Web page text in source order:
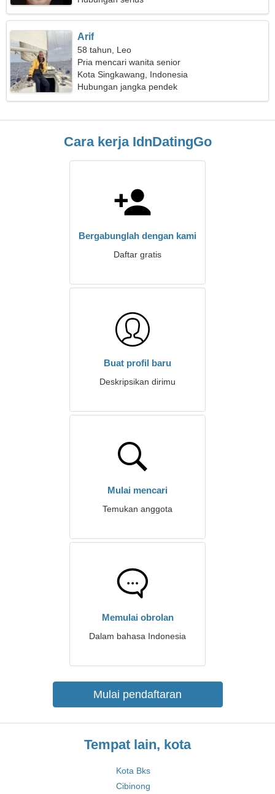
Arif
58 tahun, Leo
Pria mencari wanita senior
Kota Singkawang, Indonesia
Hubungan jangka pendek
Cara kerja IdnDatingGo
Bergabunglah dengan kami
Daftar gratis
Buat profil baru
Deskripsikan dirimu
Mulai mencari
Temukan anggota
Memulai obrolan
Dalam bahasa Indonesia
Mulai pendaftaran
Tempat lain, kota
Kota Bks
Cibinong